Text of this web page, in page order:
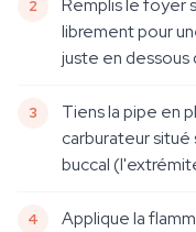
Remplis le foyer
librement pour
juste en dessous
Tiens la pipe en
carburateur
buccal
Applique la